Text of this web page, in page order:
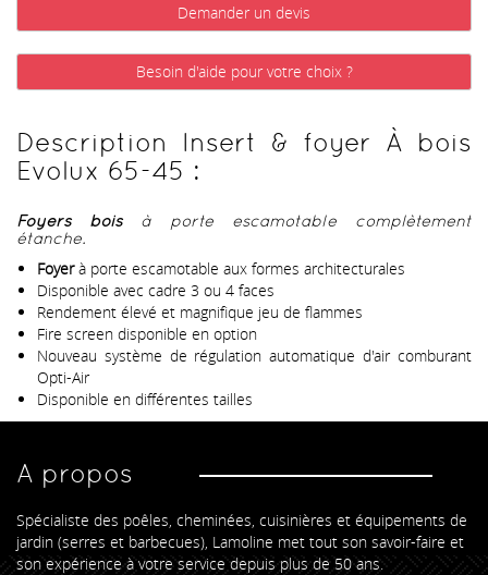
Demander un devis
Besoin d'aide pour votre choix ?
Description Insert & foyer À bois
Evolux 65-45 :
Foyers boisà porte escamotable complètement
étanche.
Foyerà porte escamotable aux formes architecturales
Disponible avec cadre 3 ou 4 faces
Rendement élevé et magnifique jeu de flammes
Fire screen disponible en option
Nouveau système de régulation automatique d'air comburant
Opti-Air
Disponible en différentes tailles
A propos
Spécialiste des poêles, cheminées, cuisinières et équipements de
jardin (serres et barbecues), Lamoline met tout son savoir-faire et
son expérience à votre service depuis plus de 50 ans.